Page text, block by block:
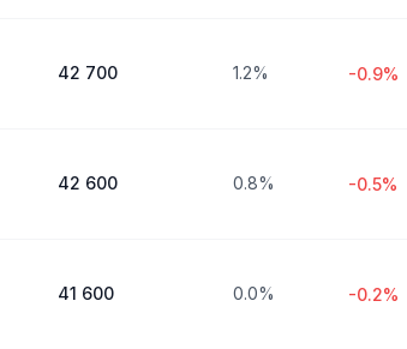
42 700 1.2% -0.9%
42 600 0.8% -0.5%
41 600 0.0% -0.2%